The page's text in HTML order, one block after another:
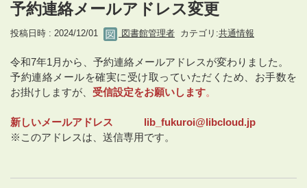
予約連絡メールアドレス変更
投稿日時 : 2024/12/01 図書館管理者 カテゴリ:共通情報
令和7年1月から、予約連絡メールアドレスが変わりました。
予約連絡メールを確実に受け取っていただくため、お手数を
お掛けしますが、 受信設定をお願いします。
新しいメールアドレス lib_fukuroi@libcloud.jp
※このアドレスは、送信専用です。